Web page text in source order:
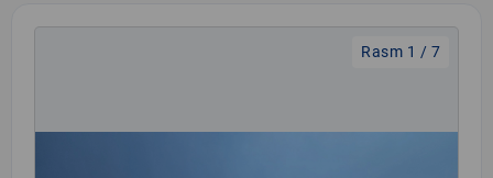
Rasm 1 / 7